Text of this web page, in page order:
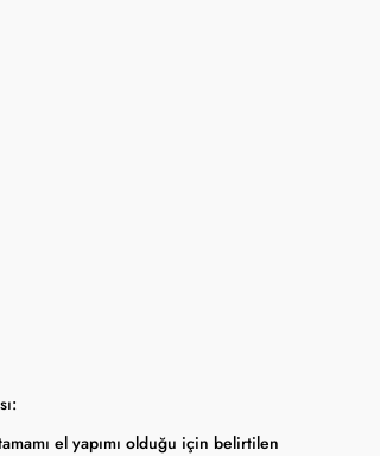
el yapımı olduğu için belirtilen